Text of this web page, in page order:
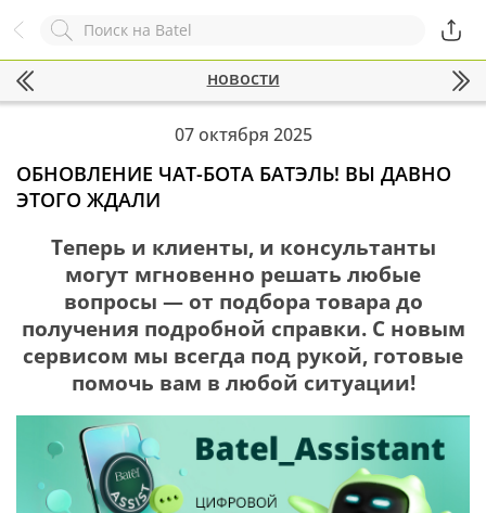
Назад
Комментарий
ОСТАВИТЬ ЗАЯВКУ
новости
07 октября 2025
ОБНОВЛЕНИЕ ЧАТ-БОТА БАТЭЛЬ! ВЫ ДАВНО
ЭТОГО ЖДАЛИ
Теперь и клиенты, и консультанты
могут мгновенно решать любые
вопросы — от подбора товара до
получения подробной справки. С новым
сервисом мы всегда под рукой, готовые
помочь вам в любой ситуации!
Служба online-поддержки
Появился вопрос?Заполните эту форму!
+7